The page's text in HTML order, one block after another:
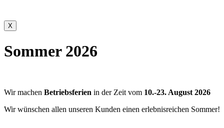
Sommer 2026
Wir machen Betriebsferien in der Zeit vom 10.-23. August 2026
Wir wünschen allen unseren Kunden einen erlebnisreichen Sommer!